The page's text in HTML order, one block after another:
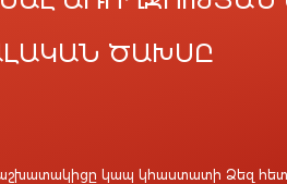
ԾԱԽՍԸ
աշխատակիցը կապ կհաստատի Ձեզ հետ